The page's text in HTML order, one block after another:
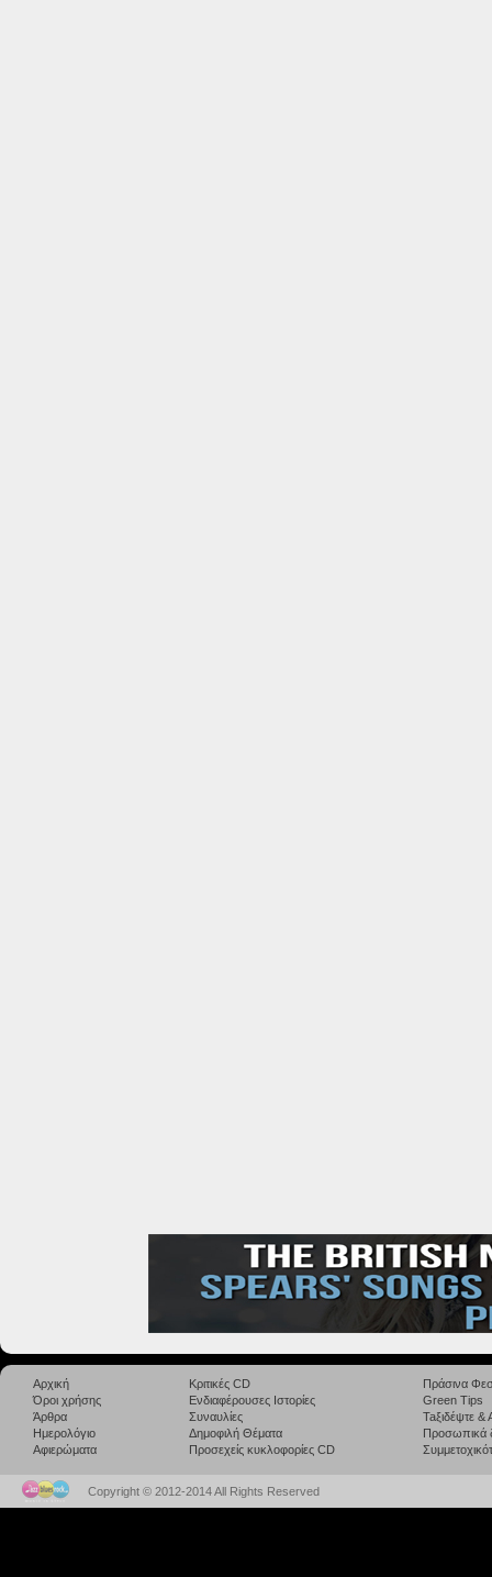
Αρχική
Όροι χρήσης
Άρθρα
Ημερολόγιο
Αφιερώματα
Κριτικές CD
Ενδιαφέρουσες Ιστορίες
Συναυλίες
Δημοφιλή Θέματα
Προσεχείς κυκλοφορίες CD
Πράσινα
Green Tips
Taξιδέψτε
Προσωπικά
Copyright © 2012-2014 All Rights Reserved